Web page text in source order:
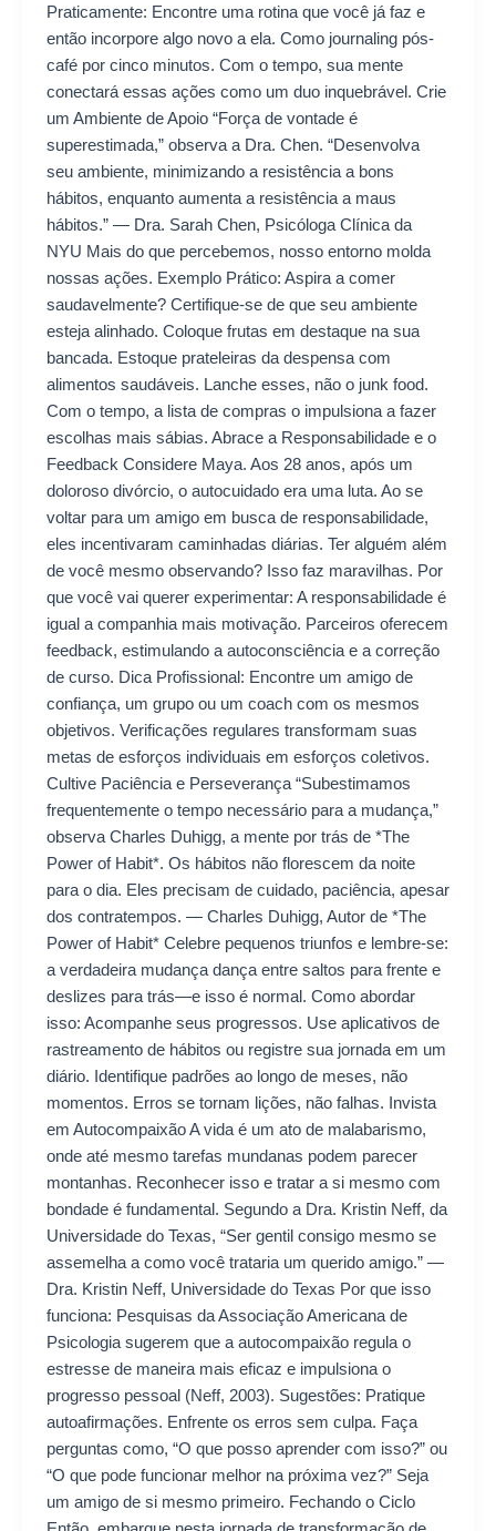
Praticamente: Encontre uma rotina que você já faz e
então incorpore algo novo a ela. Como journaling pós-
café por cinco minutos. Com o tempo, sua mente
conectará essas ações como um duo inquebrável. Crie
um Ambiente de Apoio “Força de vontade é
superestimada,” observa a Dra. Chen. “Desenvolva
seu ambiente, minimizando a resistência a bons
hábitos, enquanto aumenta a resistência a maus
hábitos.” — Dra. Sarah Chen, Psicóloga Clínica da
NYU Mais do que percebemos, nosso entorno molda
nossas ações. Exemplo Prático: Aspira a comer
saudavelmente? Certifique-se de que seu ambiente
esteja alinhado. Coloque frutas em destaque na sua
bancada. Estoque prateleiras da despensa com
alimentos saudáveis. Lanche esses, não o junk food.
Com o tempo, a lista de compras o impulsiona a fazer
escolhas mais sábias. Abrace a Responsabilidade e o
Feedback Considere Maya. Aos 28 anos, após um
doloroso divórcio, o autocuidado era uma luta. Ao se
voltar para um amigo em busca de responsabilidade,
eles incentivaram caminhadas diárias. Ter alguém além
de você mesmo observando? Isso faz maravilhas. Por
que você vai querer experimentar: A responsabilidade é
igual a companhia mais motivação. Parceiros oferecem
feedback, estimulando a autoconsciência e a correção
de curso. Dica Profissional: Encontre um amigo de
confiança, um grupo ou um coach com os mesmos
objetivos. Verificações regulares transformam suas
metas de esforços individuais em esforços coletivos.
Cultive Paciência e Perseverança “Subestimamos
frequentemente o tempo necessário para a mudança,”
observa Charles Duhigg, a mente por trás de *The
Power of Habit*. Os hábitos não florescem da noite
para o dia. Eles precisam de cuidado, paciência, apesar
dos contratempos. — Charles Duhigg, Autor de *The
Power of Habit* Celebre pequenos triunfos e lembre-se:
a verdadeira mudança dança entre saltos para frente e
deslizes para trás—e isso é normal. Como abordar
isso: Acompanhe seus progressos. Use aplicativos de
rastreamento de hábitos ou registre sua jornada em um
diário. Identifique padrões ao longo de meses, não
momentos. Erros se tornam lições, não falhas. Invista
em Autocompaixão A vida é um ato de malabarismo,
onde até mesmo tarefas mundanas podem parecer
montanhas. Reconhecer isso e tratar a si mesmo com
bondade é fundamental. Segundo a Dra. Kristin Neff, da
Universidade do Texas, “Ser gentil consigo mesmo se
assemelha a como você trataria um querido amigo.” —
Dra. Kristin Neff, Universidade do Texas Por que isso
funciona: Pesquisas da Associação Americana de
Psicologia sugerem que a autocompaixão regula o
estresse de maneira mais eficaz e impulsiona o
progresso pessoal (Neff, 2003). Sugestões: Pratique
autoafirmações. Enfrente os erros sem culpa. Faça
perguntas como, “O que posso aprender com isso?” ou
“O que pode funcionar melhor na próxima vez?” Seja
um amigo de si mesmo primeiro. Fechando o Ciclo